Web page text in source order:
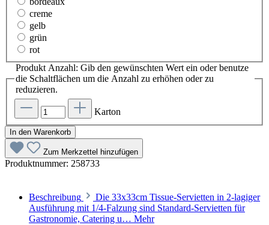
creme
gelb
grün
rot
Produkt Anzahl: Gib den gewünschten Wert ein oder benutze
die Schaltflächen um die Anzahl zu erhöhen oder zu
reduzieren.
Karton
In den Warenkorb
Zum Merkzettel hinzufügen
Produktnummer: 258733
Beschreibung
Die 33x33cm Tissue-Servietten in 2-lagiger
Ausführung mit 1/4-Falzung sind Standard-Servietten für
Gastronomie, Catering u… Mehr